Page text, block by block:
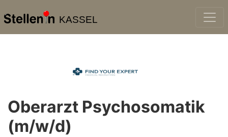
KASSEL
Oberarzt Psychosomatik
(m/w/d)